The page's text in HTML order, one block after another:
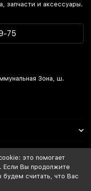
запчасти и аксессуары.
75
Зона, ш.
это помогает
Если Вы продолжите
будем считать, что Вас